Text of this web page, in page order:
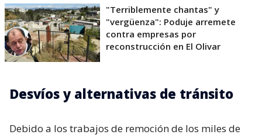
"Terriblemente chantas" y
"vergüenza": Poduje arremete
contra empresas por
reconstrucción en El Olivar
Desvíos y alternativas de tránsito
Debido a los trabajos de remoción de los miles de